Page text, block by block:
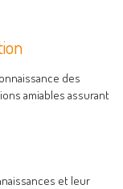
des
amiables assurant
et leur